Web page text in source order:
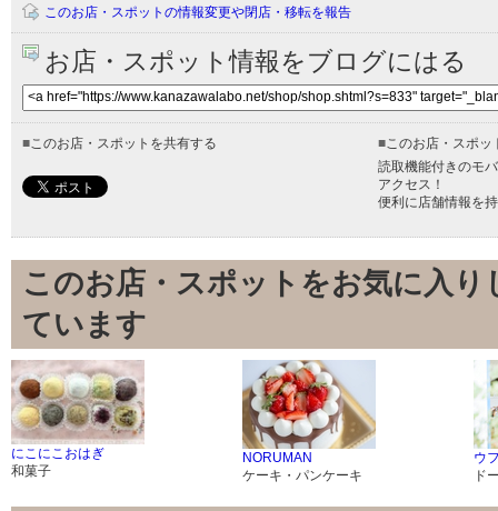
このお店・スポットの情報変更や閉店・移転を報告
お店・スポット情報をブログにはる
■ このお店・スポットを共有する ■ このお店・スポ
読取機能付きのモ
アクセス！
便利に店舗情報を
このお店・スポットをお気に入
ています
にこにこおはぎ
和菓子
NORUMAN
ケーキ・パンケーキ
ウ
ド